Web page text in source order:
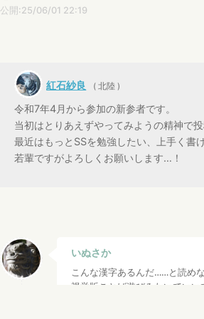
公開:25/06/01 22:19
紅石紗良 ( 北陸 )
令和7年4月から参加の新参者です。
当初はとりあえずやってみようの精神で
最近はもっとSSを勉強したい、上手く書
若輩ですがよろしくお願いします…！
いぬさか
こんな漢字あるんだ……と読め
視覚版ことば遊びみたいでいい